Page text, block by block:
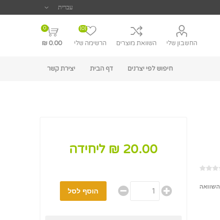
החשבון שלי השוואת מוצרים הרשימה שלי
(0)
0
0.00 ₪
חיפוש לפי יצרנים דף הבית יצירת קשר
20.00 ₪ ליחידה